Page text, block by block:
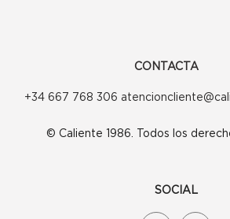
CONTACTA
+34 667 768 306
© Caliente 1986. Todos los
SOCIAL